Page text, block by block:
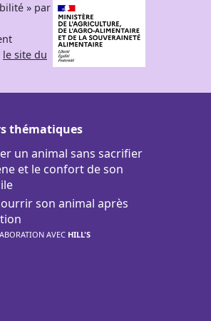
» par
le site du
thématiques
un animal sans sacrifier
et le confort de son
son animal après
AVEC HILL'S